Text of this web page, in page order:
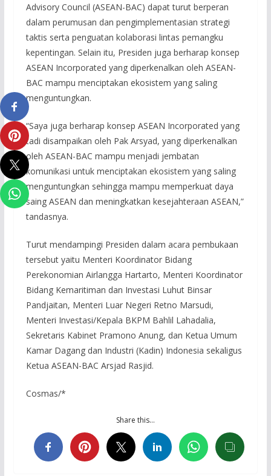
Advisory Council (ASEAN-BAC) dapat turut berperan
dalam perumusan dan pengimplementasian strategi
taktis serta penguatan kolaborasi lintas pemangku
kepentingan. Selain itu, Presiden juga berharap konsep
ASEAN Incorporated yang diperkenalkan oleh ASEAN-
BAC mampu menciptakan ekosistem yang saling
menguntungkan.
“Saya juga berharap konsep ASEAN Incorporated yang
tadi disampaikan oleh Pak Arsyad, yang diperkenalkan
oleh ASEAN-BAC mampu menjadi jembatan
komunikasi untuk menciptakan ekosistem yang saling
menguntungkan sehingga mampu memperkuat daya
saing ASEAN dan meningkatkan kesejahteraan ASEAN,”
tandasnya.
Turut mendampingi Presiden dalam acara pembukaan
tersebut yaitu Menteri Koordinator Bidang
Perekonomian Airlangga Hartarto, Menteri Koordinator
Bidang Kemaritiman dan Investasi Luhut Binsar
Pandjaitan, Menteri Luar Negeri Retno Marsudi,
Menteri Investasi/Kepala BKPM Bahlil Lahadalia,
Sekretaris Kabinet Pramono Anung, dan Ketua Umum
Kamar Dagang dan Industri (Kadin) Indonesia sekaligus
Ketua ASEAN-BAC Arsjad Rasjid.
Cosmas/*
Share this…